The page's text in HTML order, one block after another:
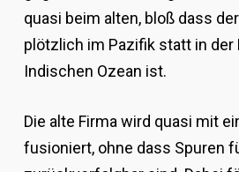
quasi beim alten, bloß dass
plötzlich im Pazifik statt in der
Indischen Ozean ist.
Die alte Firma wird quasi mit
fusioniert, ohne dass Spuren